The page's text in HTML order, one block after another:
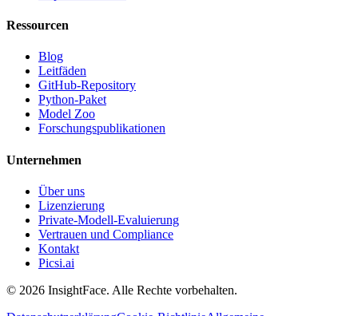
Ressourcen
Blog
Leitfäden
GitHub-Repository
Python-Paket
Model Zoo
Forschungspublikationen
Unternehmen
Über uns
Lizenzierung
Private-Modell-Evaluierung
Vertrauen und Compliance
Kontakt
Picsi.ai
© 2026 InsightFace. Alle Rechte vorbehalten.